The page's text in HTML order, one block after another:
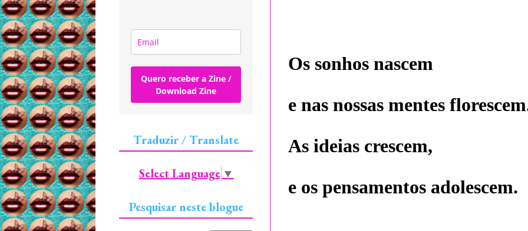
Os sonhos nascem
e nas nossas mentes
As ideias crescem,
e os pensamentos adolescem.
Quero receber a Zine /
Download Zine
Traduzir / Translate
Select Language ▼
Pesquisar neste blogue